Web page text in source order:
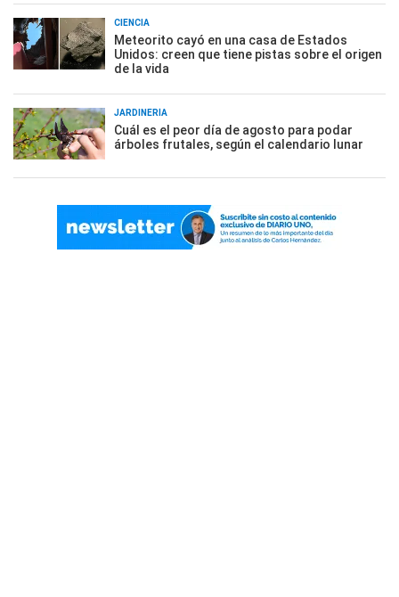
CIENCIA
Meteorito cayó en una casa de Estados
Unidos: creen que tiene pistas sobre el origen
de la vida
JARDINERÍA
Cuál es el peor día de agosto para podar
árboles frutales, según el calendario lunar